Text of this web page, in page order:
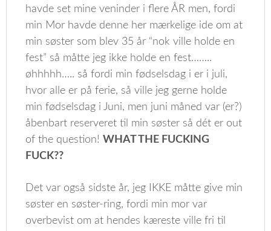
havde set mine veninder i flere ÅR men, fordi
min Mor havde denne her mærkelige ide om at
min søster som blev 35 år “nok ville holde en
fest” så måtte jeg ikke holde en fest……..
øhhhhh….. så fordi min fødselsdag i er i juli,
hvor alle er på ferie, så ville jeg gerne holde
min fødselsdag i Juni, men juni måned var (er?)
åbenbart reserveret til min søster så dét er out
of the question! WHAT THE FUCKING
FUCK??
Det var også sidste år, jeg IKKE måtte give min
søster en søster-ring, fordi min mor var
overbevist om at hendes kæreste ville fri til